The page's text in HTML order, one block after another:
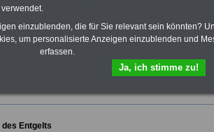
Fall der Fälle: Hannoversche Leben
Entgelts
einzublenden, die für Sie relevant sein könnten?
um personalisierte Anzeigen einzublenden und
erfassen.
Ja, ich stimme zu!